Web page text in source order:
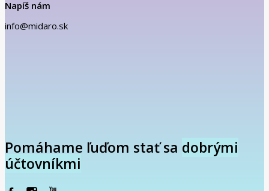
Napíš nám
info@midaro.sk
Pomáhame ľuďom stať sa dobrými
účtovníkmi